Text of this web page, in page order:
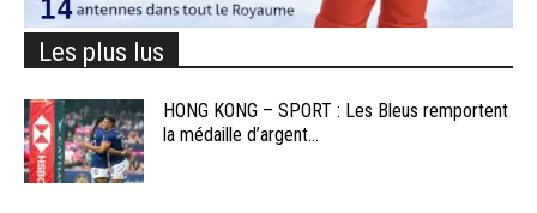
Les plus lus
HONG KONG – SPORT : Les Bleus remportent
la médaille d’argent...